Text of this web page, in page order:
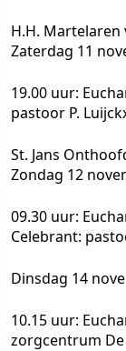
H.H. Martelaren
Zaterdag 11
19.00 uur:
pastoor P.
St. Jans
Zondag 12
09.30 uur:
Celebrant:
Dinsdag 14
10.15 uur:
zorgcentrum